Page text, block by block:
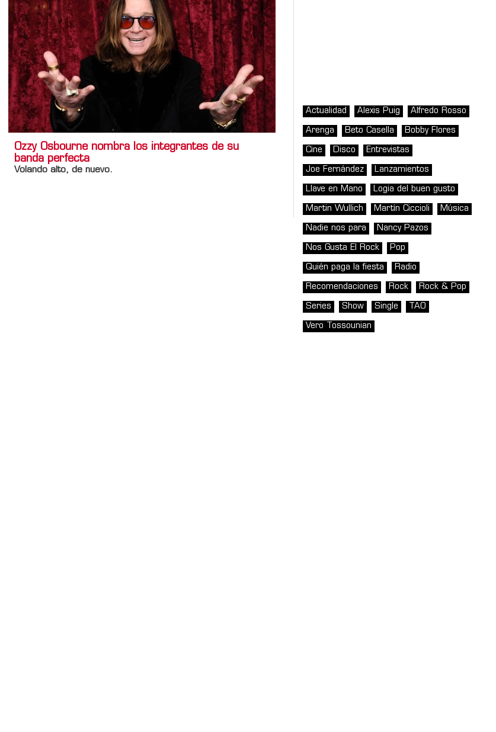
Ozzy Osbourne nombra los integrantes de su
banda perfecta
Volando alto, de nuevo.
Actualidad Alexis Puig Alfredo Rosso
Arenga Beto Casella Bobby Flores
Cine Disco Entrevistas
Joe Fernández Lanzamientos
Llave en Mano Logia del buen gusto
Martin Wullich Martín Ciccioli Música
Nadie nos para Nancy Pazos
Nos Gusta El Rock Pop
Quién paga la fiesta Radio
Recomendaciones Rock Rock & Pop
Series Show Single TAO
Vero Tossounian